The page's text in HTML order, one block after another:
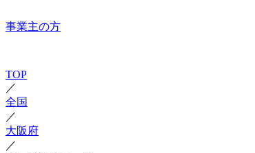
事業主の方
TOP
／
全国
／
大阪府
／